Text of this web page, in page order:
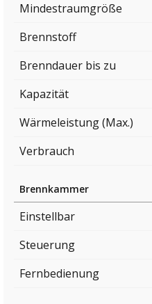
Mindestraumgröße
Brennstoff
Brenndauer bis zu
Kapazität
Wärmeleistung (Max.)
Verbrauch
Brennkammer
Einstellbar
Steuerung
Fernbedienung